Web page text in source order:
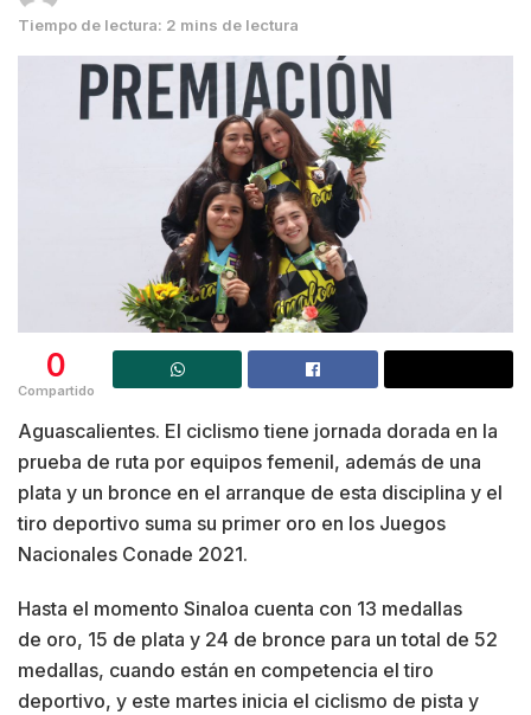
Tiempo de lectura: 2 mins de lectura
0
Compartido
Aguascalientes. El ciclismo tiene jornada dorada en la
prueba de ruta por equipos femenil, además de una
plata y un bronce en el arranque de esta disciplina y el
tiro deportivo suma su primer oro en los Juegos
Nacionales Conade 2021.
Hasta el momento Sinaloa cuenta con 13 medallas
de oro, 15 de plata y 24 de bronce para un total de 52
medallas, cuando están en competencia el tiro
deportivo, y este martes inicia el ciclismo de pista y